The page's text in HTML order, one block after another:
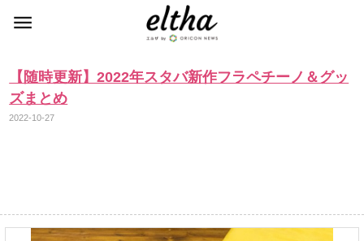
【随時更新】2022年スタバ新作フラペチーノ＆グッ
ズまとめ
2022-10-27